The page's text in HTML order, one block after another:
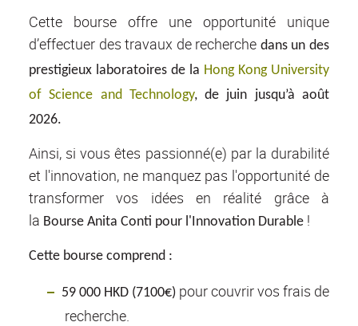
Cette bourse offre une opportunité unique
d’effectuer des travaux de recherche dans un des
prestigieux laboratoires de la Hong Kong University
of Science and Technology, de juin jusqu’à août
2026.
Ainsi, si vous êtes passionné(e) par la durabilité
et l'innovation, ne manquez pas l'opportunité de
transformer vos idées en réalité grâce à
la Bourse Anita Conti pour l'Innovation Durable !
Cette bourse comprend :
59 000 HKD (7100€)pour couvrir vos frais de
recherche.